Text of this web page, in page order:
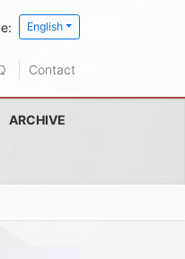
English
Contact
ARCHIVE